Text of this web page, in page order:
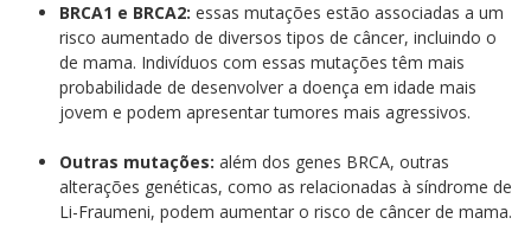
BRCA1 e BRCA2: essas mutações estão associadas a um
risco aumentado de diversos tipos de câncer, incluindo o
de mama. Indivíduos com essas mutações têm mais
probabilidade de desenvolver a doença em idade mais
jovem e podem apresentar tumores mais agressivos.
Outras mutações: além dos genes BRCA, outras
alterações genéticas, como as relacionadas à síndrome de
Li-Fraumeni, podem aumentar o risco de câncer de mama.